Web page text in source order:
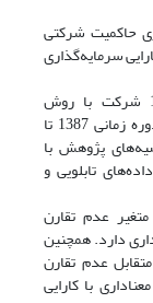
حاکمیت شرکتی
سرمایه‌گذاری
روش: برای دستیابی به اهداف پژوهش، 106 شرکت با روش
نمونه‌گیری حذفی به‌عنوان نمونه پژوهش برای دوره زمانی 1387 تا
پژوهش با
تابلویی و
عدم تقارن
دارد. همچنین
عدم تقارن
با کارایی